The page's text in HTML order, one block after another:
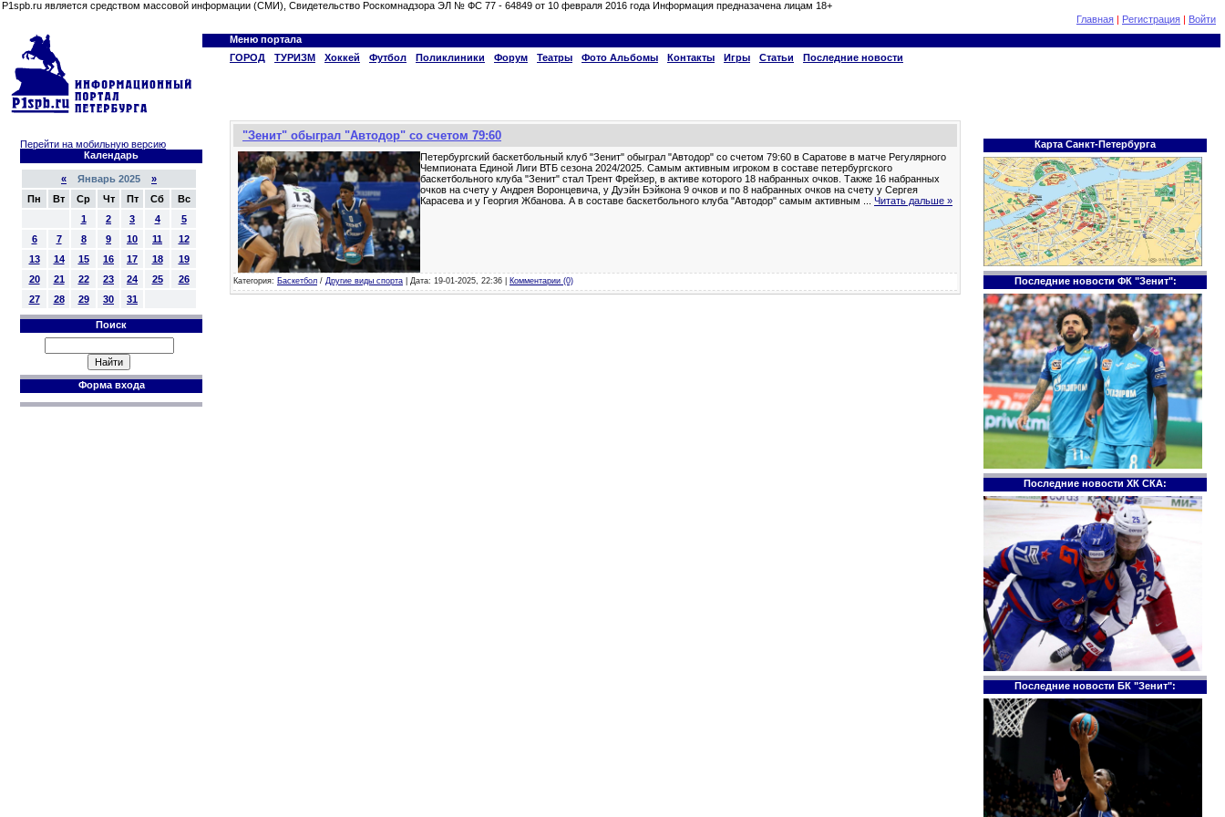
P1spb.ru является средством массовой информации (СМИ), Свидетельство Роскомнадзора ЭЛ № ФС 77 - 64849 от 10 февраля 2016 года Информация предназачена лицам 18+
Главная | Регистрация | Войти
Меню портала
ГОРОД
ТУРИЗМ Хоккей Футбол Поликлиники Форум Театры Фото Альбомы Контакты Игры Статьи Последние новости
Перейти на мобильную версию
Календарь
« Январь 2025 »
Пн
Вт Ср Чт Пт Сб
Вс
1
2 3 4
5
6
7 8 9 10 11
12
13
14 15 16 17 18
19
20
21 22 23 24 25
26
27
28 29 30 31
Поиск
Форма входа
"Зенит" обыграл "Автодор" со счетом 79:60
Петербургский баскетбольный клуб "Зенит" обыграл "Автодор" со счетом 79:60 в Саратове в матче Регулярного
Чемпионата Единой Лиги ВТБ сезона 2024/2025. Самым активным игроком в составе петербургского
баскетбольного клуба "Зенит" стал Трент Фрейзер, в активе которого 18 набранных очков. Также 16 набранных
очков на счету у Андрея Воронцевича, у Дуэйн Бэйкона 9 очков и по 8 набранных очков на счету у Сергея
Карасева и у Георгия Жбанова. А в составе баскетбольного клуба "Автодор" самым активным
Читать дальше »
Категория: Баскетбол / Другие виды спорта | Дата: 19-01-2025, 22:36 | Комментарии (0)
Карта Санкт-Петербурга
Последние новости ФК "Зенит":
Последние новости ХК СКА:
Последние новости БК "Зенит":